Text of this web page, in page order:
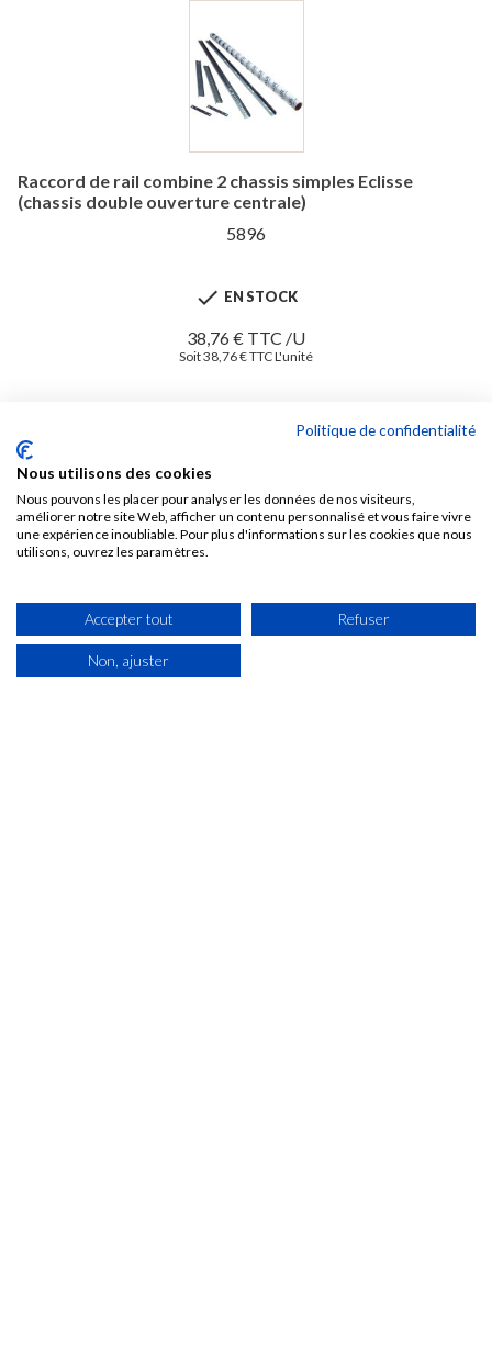
Raccord de rail combine 2 chassis simples Eclisse
(chassis double ouverture centrale)
5896
 EN STOCK
38,76 € TTC /U
Soit 38,76 € TTC L'unité
Politique de confidentialité
Nous utilisons des cookies
Nous pouvons les placer pour analyser les données de nos visiteurs,
améliorer notre site Web, afficher un contenu personnalisé et vous faire vivre
une expérience inoubliable. Pour plus d'informations sur les cookies que nous
utilisons, ouvrez les paramètres.
Accepter tout Refuser
Non, ajuster